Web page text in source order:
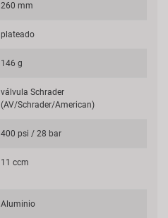
260 mm
plateado
146 g
válvula Schrader
(AV/Schrader/American)
400 psi / 28 bar
11 ccm
Aluminio